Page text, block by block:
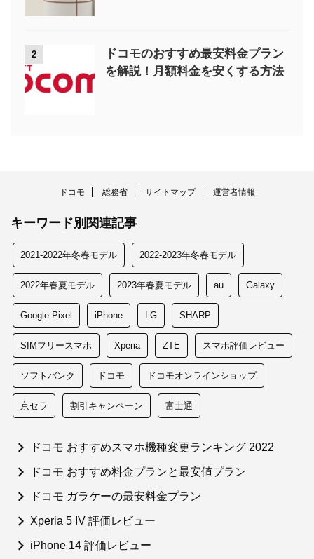
2
ドコモのおすすめ最安料金プラン
を解説！月額料金を安くする方法
ドコモ 総務省 サイトマップ 運営者情報
キーワード別関連記事
2021-2022年冬春モデル 2022-2023年冬春モデル
2022年春夏モデル 2023年春夏モデル au Galaxy
Google Pixel iPhone LG SHARP
SIMフリースマホ Xperia ZTE スマホ評価レビュー
ソフトバンク ドコモ ドコモオンラインショップ
京セラ 割引キャンペーン 富士通
ドコモ おすすめスマホ機種変更ランキング 2022
ドコモ おすすめ料金プランと最安値プラン
ドコモ ガラケーの最安料金プラン
Xperia 5 IV 評価レビュー
iPhone 14 評価レビュー